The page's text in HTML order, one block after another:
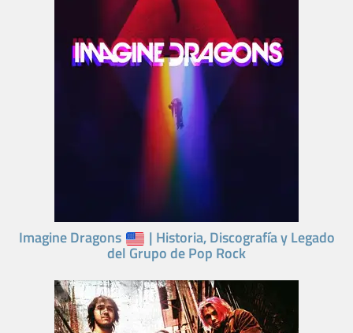
Imagine Dragons | Historia, Discografía y Legado
del Grupo de Pop Rock